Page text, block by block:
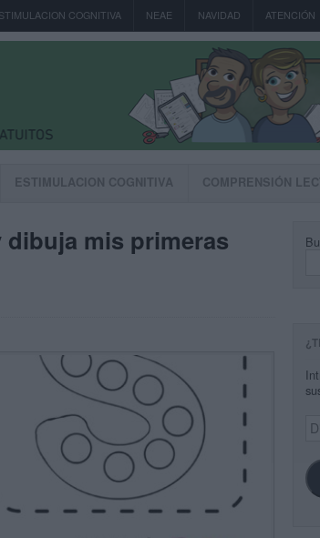
COGNITIVA NEAE NAVIDAD ATENCIÓN
ESTIMULACION COGNITIVA COMPRENSIÓN
dibuja mis primeras
de